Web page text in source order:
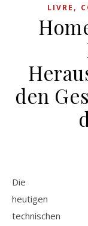
LIVRE ,
den
Die
heutigen
technischen